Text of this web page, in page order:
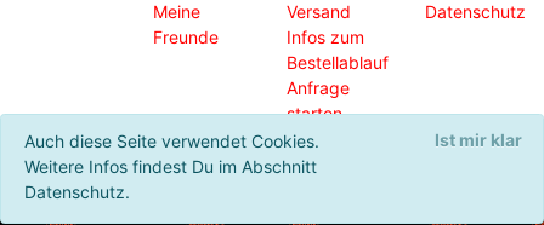
Auch diese Seite verwendet Cookies.
Weitere Infos findest Du im Abschnitt
Datenschutz.
Ist mir klar
Meine
Freunde
Versand
Infos zum
Bestellablauf
Anfrage
starten
Datenschutz
© 2020 - cufor Schneiderei & Schmuck